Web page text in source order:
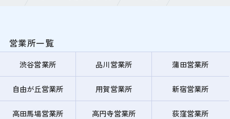
営業所一覧
渋谷営業所 品川営業所 蒲田営業所
自由が丘営業所 用賀営業所 新宿営業所
高田馬場営業所 高円寺営業所 荻窪営業所